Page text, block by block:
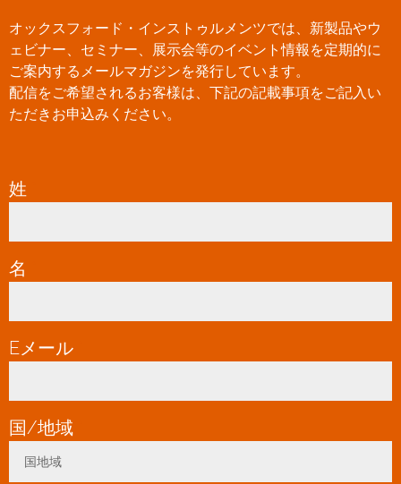
オックスフォード・インストゥルメンツでは、新製品やウ
ェビナー、セミナー、展示会等のイベント情報を定期的に
ご案内するメールマガジンを発行しています。
配信をご希望されるお客様は、下記の記載事項をご記入い
ただきお申込みください。
姓
名
Eメール
国/地域
国地域